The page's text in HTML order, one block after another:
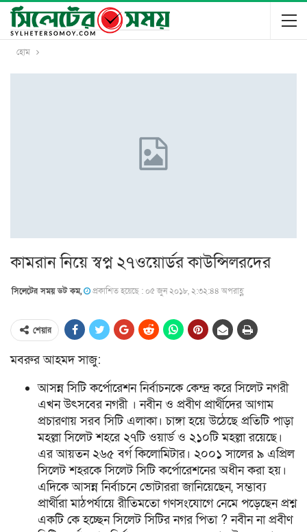
হোম
কামরান নিয়ে স্বপ্ন ২৭ওয়াের্ডর কাউন্সিলরদের
সিলেটের সময় ডট কম, প্রকাশিত হয়েছে : ০৫ জুন ২০১৮, ২:৩২:৪৪ অপরাহ্ণ
শেয়ার
মবরুর আহমদ সাজু:
আসন্ন সিটি কর্পোরেশন নির্বাচনকে কেন্দ্র করে সিলেট নগরী
এখন উৎসবের নগরী । নবীন ও প্রবীণ প্রার্থীদের আগাম
প্রচারণায় সরব সিটি এলাকা। চাঙ্গা হয়ে উঠেছে প্রতিটি পাড়া
মহল্লা সিলেট শহরে ২৭টি ওয়ার্ড ও ২১০টি মহল্লা রয়েছে।
এর আয়তন ২৬৫ বর্গ কিলোমিটার। ২০০১ সালের ৯ এপ্রিল
সিলেট শহরকে সিলেট সিটি কর্পোরেশনের অধীন করা হয়।
এদিকে আসন্ন নির্বাচনে ভোটাররা জানিয়েছেন, সম্ভাব্য
প্রার্থীরা মাঠপর্যায়ে রীতিমতো গণসংযোগে নেমে পড়েছেন প্রশ্ন
একটি কে হচ্ছেন সিলেট সিটির নগর পিতা ? নবীন না প্রবীণ